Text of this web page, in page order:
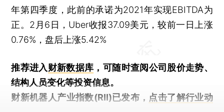
年第四季度，此前的承诺为2021年实现EBITDA为
正。2月6日，Uber收报37.09美元，较前一日上涨
0.76%，盘后上涨5.42%
推荐进入财新数据库 ，可随时查阅公司股价走势、
结构人员变化等投资信息。
财新机器人产业指数(RII)已发布， 点击了解行业动